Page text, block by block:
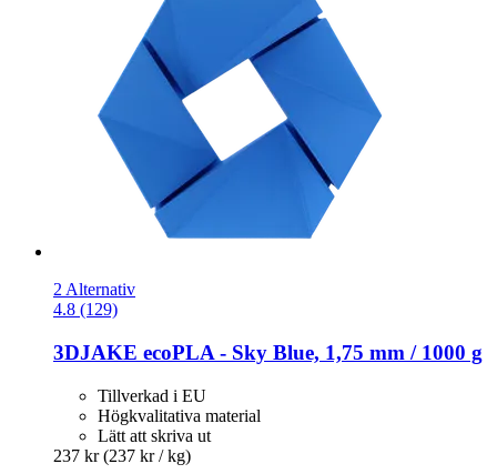
2 Alternativ
4.8 (129)
3DJAKE ecoPLA -​ Sky Blue, 1,75 mm / 1000 g
Tillverkad i EU
Högkvalitativa material
Lätt att skriva ut
237 kr (237 kr / kg)